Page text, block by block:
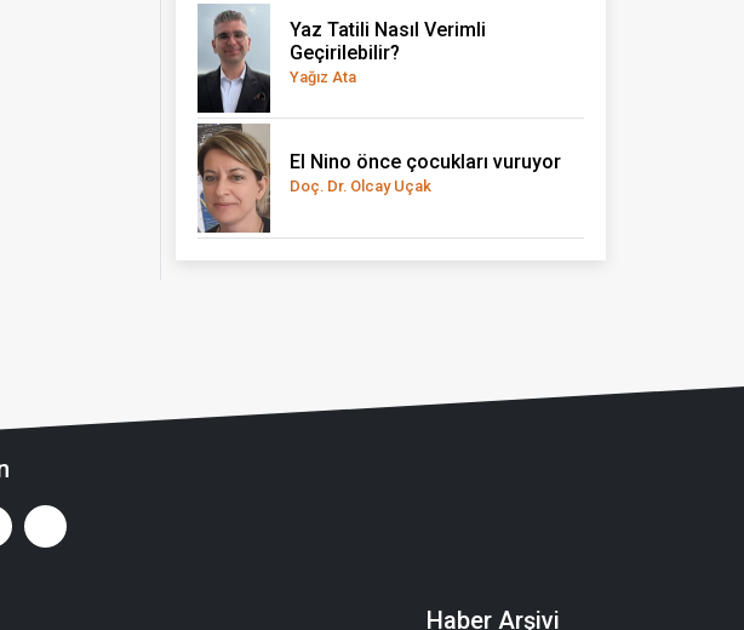
Yaz Tatili Nasıl Verimli
Geçirilebilir?
Yağız Ata
El Nino önce çocukları vuruyor
Doç. Dr. Olcay Uçak
Haber Arşivi